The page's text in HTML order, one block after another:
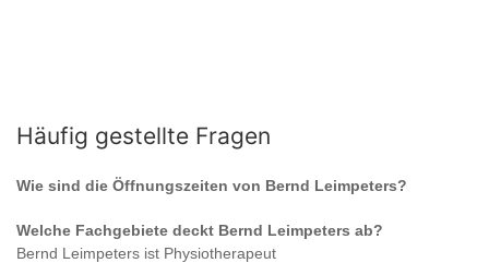
Häufig gestellte Fragen
Wie sind die Öffnungszeiten von Bernd Leimpeters?
Welche Fachgebiete deckt Bernd Leimpeters ab?
Bernd Leimpeters ist Physiotherapeut